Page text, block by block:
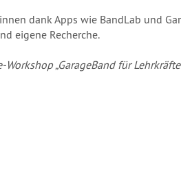
dank Apps wie BandLab und
eigene Recherche.
„GarageBand für